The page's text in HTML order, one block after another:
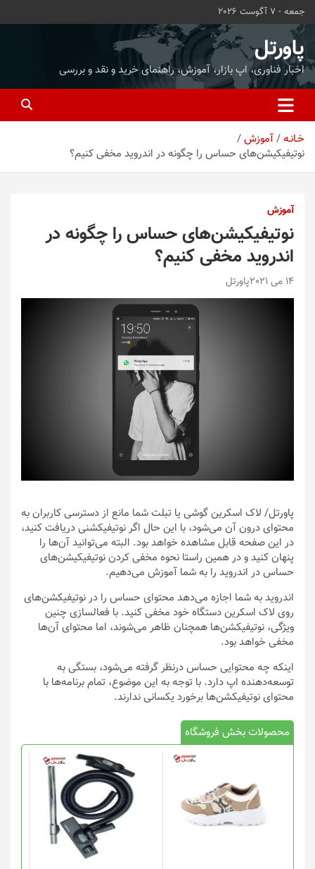
محتوا
بروید
جمعه - 7 آگوست 2026
پاورتل
اخبار فناوری، اپ بازار، آموزش، راهنمای خرید و نقد و بررسی
خـانـه
آموزش
نوتیفیکیشن‌های حساس را چگونه در اندروید مخفی کنیم؟
آموزش
نوتیفیکیشن‌های حساس را چگونه در
اندروید مخفی کنیم؟
14 می 2021 پاورتل
پاورتل/ لاک اسکرین گوشی یا تبلت شما مانع از دسترسی کاربران به
محتوای درون آن می‌شود، با این حال اگر نوتیفیکشنی دریافت کنید،
در این صفحه قابل مشاهده خواهد بود. البته می‌توانید آن‌ها را
پنهان کنید و در همین راستا نحوه مخفی کردن نوتیفیکیشن‌های
حساس در اندروید را به شما آموزش می‌دهیم.
اندروید به شما اجازه می‌دهد محتوای حساس را در نوتیفیکشن‌های
روی لاک اسکرین دستگاه خود مخفی کنید. با فعالسازی چنین
ویژگی، نوتیفیکشن‌ها همچنان ظاهر می‌شوند، اما محتوای آن‌ها
مخفی خواهد بود.
اینکه چه محتوایی حساس درنظر گرفته می‌شود، بستگی به
توسعه‌دهنده اپ دارد. با توجه به این موضوع، تمام برنامه‌ها با
محتوای نوتیفیکشن‌ها برخورد یکسانی ندارند.
محصولات بخش فروشگاه